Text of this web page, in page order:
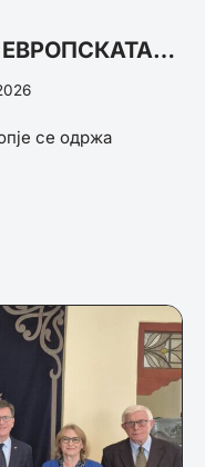
се одржа